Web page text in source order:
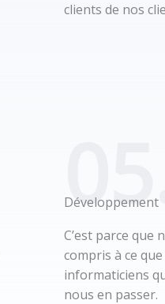
clients de nos
05.
Développement
C’est parce que
compris à ce
informaticiens
nous en passer.